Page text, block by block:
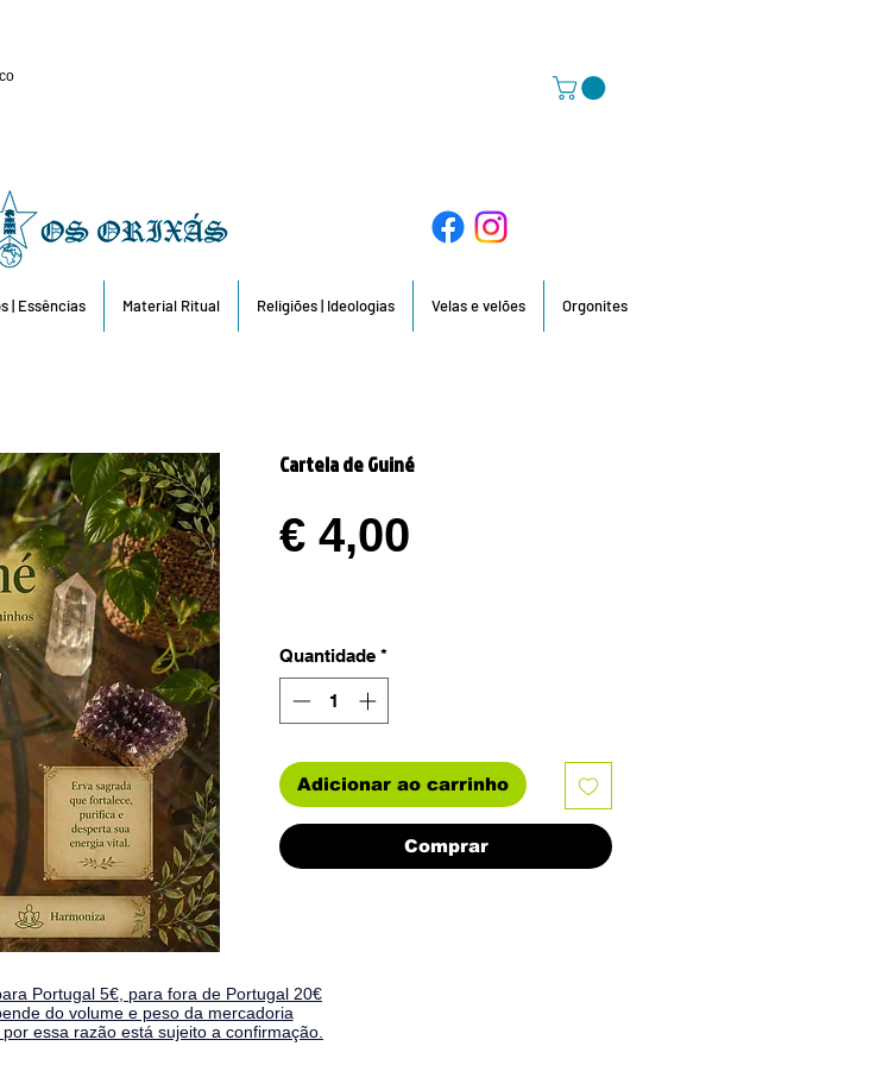
| Essências Material Ritual Religiões | Ideologias Velas e velões Orgonites
Cartela de Guiné
€ 4,00
Quantidade *
Adicionar ao carrinho
Comprar
Portugal 5€, para fora de Portugal 20€
do volume e peso da mercadoria
essa razão está sujeito a confirmação.